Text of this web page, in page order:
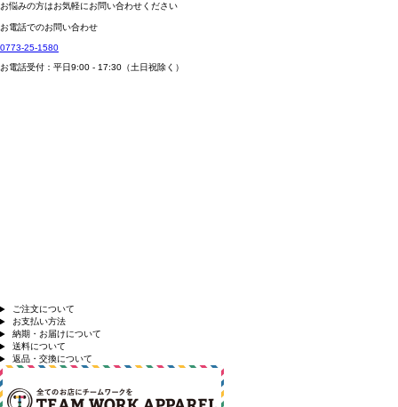
お悩みの方はお気軽にお問い合わせください
お電話でのお問い合わせ
0773-25-1580
お電話受付：平日9:00 - 17:30 （土日祝除く）
ご注文について
お支払い方法
納期・お届けについて
送料について
返品・交換について